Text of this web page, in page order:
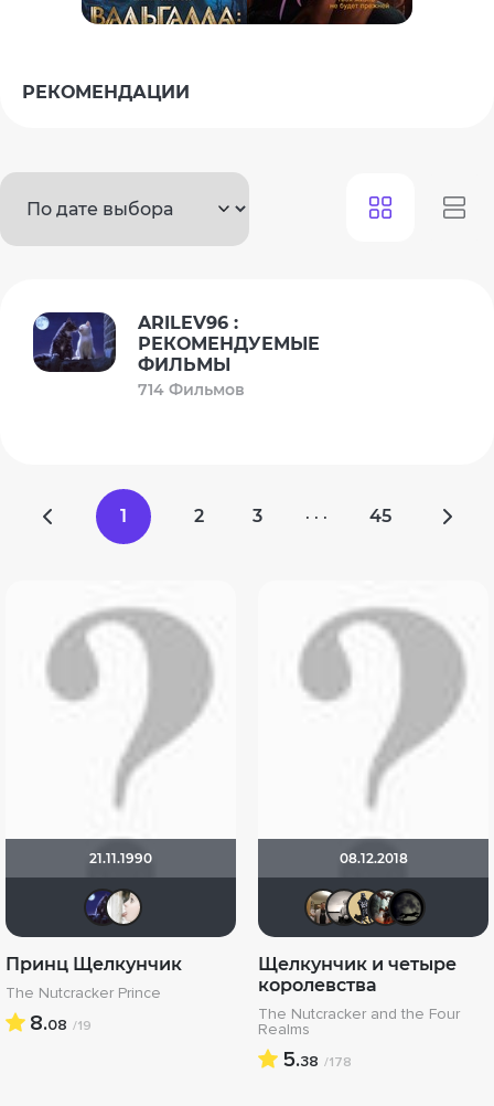
РЕКОМЕНДАЦИИ
ARILEV96 :
РЕКОМЕНДУЕМЫЕ
ФИЛЬМЫ
714 Фильмов
1 2 3 · · · 45
21.11.1990
Принц Щелкунчик
The Nutcracker Prince
8.08 /19
08.12.2018
Vladimir
Щелкунчик и четыре
королевства
The Nutcracker and the Four
Realms
5.38 /178